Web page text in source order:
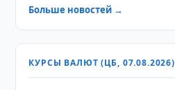
Больше новостей →
КУРСЫ ВАЛЮТ (ЦБ, 07.08.2026)